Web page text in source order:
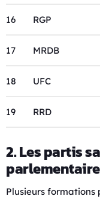
16 RGP
17 MRDB
18 UFC
19 RRD
2. Les partis
parlementaire
Plusieurs formations